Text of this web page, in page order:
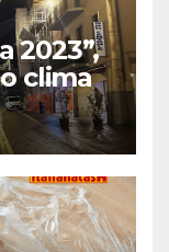
2023”,
clima